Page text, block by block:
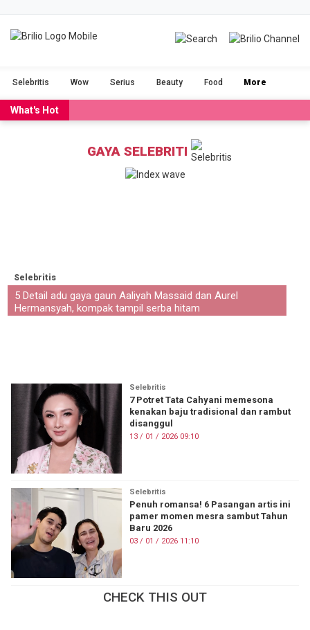
Selebritis Wow Serius Beauty Food More
CINTA NGAKAK
JALAN-JALAN
KOREA KUIS
PESTA BOLA
Tentang Brilio Hak Cipta
Privasi
© 2026 Brilio.net KLY KapanLagi Youniverse All Right Reserved
What's Hot
GAYA SELEBRITI
Selebritis
5 Detail adu gaya gaun Aaliyah Massaid dan Aurel
Hermansyah, kompak tampil serba hitam
Selebritis
7 Potret Tata Cahyani memesona
kenakan baju tradisional dan rambut
disanggul
13 / 01 / 2026 09:10
Selebritis
Penuh romansa! 6 Pasangan artis ini
pamer momen mesra sambut Tahun
Baru 2026
03 / 01 / 2026 11:10
CHECK THIS OUT